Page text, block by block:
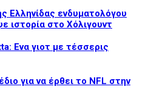
Ελληνίδας ενδυματολόγου
ιστορία στο Χόλιγουντ
Ενα γιοτ με τέσσερις
για να έρθει το NFL στην